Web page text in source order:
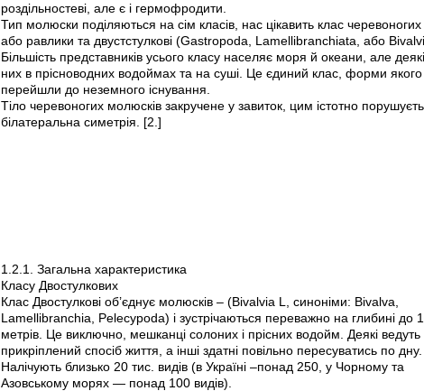
роздільностеві, але є і гермофродити.
Тип молюски поділяються на сім класів, нас цікавить клас черевоногих
або равлики та двустстулкові (Gastropoda, Lamellibranchiata, або
Більшість представників усього класу населяє моря й океани, але
них в прісноводних водоймах та на суші. Це єдиний клас, форми якого
перейшли до неземного існування.
Тіло черевоногих молюсків закручене у завиток, цим істотно
білатеральна симетрія. [2.]
1.2.1. Загальна характеристика
Класу Двостулкових
Клас Двостулкові об’єднує молюсків – (Bivalvia L, синоніми: Bivalva,
Lamellibranchia, Pelecypoda) і зустрічаються переважно на глибині до
метрів. Це виключно, мешканці солоних і прісних водойм. Деякі ведуть
прикріплений спосіб життя, а інші здатні повільно пересуватись по дну.
Налічують близько 20 тис. видів (в Україні –понад 250, у Чорному та
Азовському морях — понад 100 видів).